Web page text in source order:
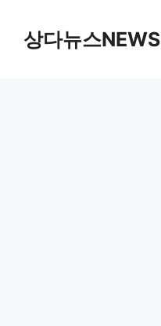
상다뉴스NEWS